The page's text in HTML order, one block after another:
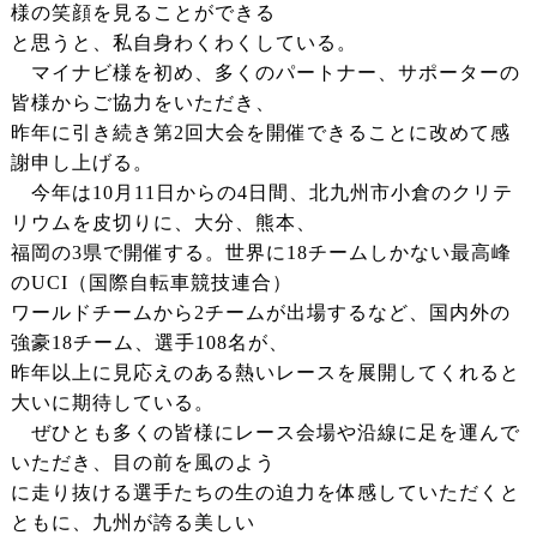
様の笑顔を見ることができる
と思うと、私自身わくわくしている。
マイナビ様を初め、多くのパートナー、サポーターの
皆様からご協力をいただき、
昨年に引き続き第2回大会を開催できることに改めて感
謝申し上げる。
今年は10月11日からの4日間、北九州市小倉のクリテ
リウムを皮切りに、大分、熊本、
福岡の3県で開催する。世界に18チームしかない最高峰
のUCI（国際自転車競技連合）
ワールドチームから2チームが出場するなど、国内外の
強豪18チーム、選手108名が、
昨年以上に見応えのある熱いレースを展開してくれると
大いに期待している。
ぜひとも多くの皆様にレース会場や沿線に足を運んで
いただき、目の前を風のよう
に走り抜ける選手たちの生の迫力を体感していただくと
ともに、九州が誇る美しい